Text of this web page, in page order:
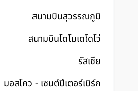
สนามบินสุวรรณภูมิ
สนามบินโดโมเดโดโว่
รัสเซีย
มอสโคว - เซนต์ปีเตอร์เบิร์ก